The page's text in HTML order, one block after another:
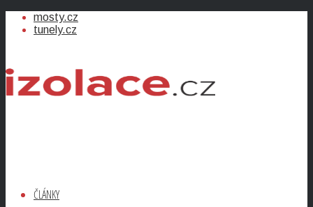
mosty.cz
tunely.cz
ČLÁNKY